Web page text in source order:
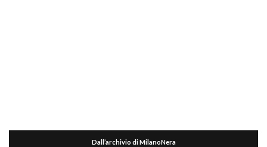
Dall’archivio di MilanoNera